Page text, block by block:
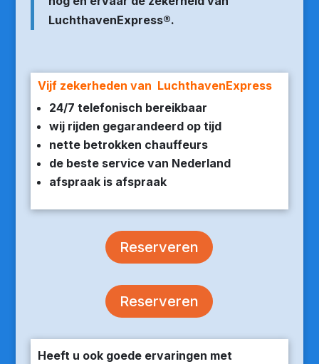
LuchthavenExpress®.
Vijf zekerheden van LuchthavenExpress
24/7 telefonisch bereikbaar
wij rijden gegarandeerd op tijd
nette betrokken chauffeurs
de beste service van Nederland
afspraak is afspraak
Reserveren
Reserveren
Heeft u ook goede ervaringen met